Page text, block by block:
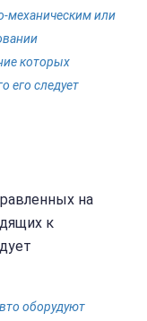
механическим или
которых
его следует
на
к
оборудуют